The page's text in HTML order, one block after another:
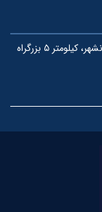
استان سیستان و بلوچستان، شهرستان ایرانشهر، کیلومتر ۵ بزرگراه